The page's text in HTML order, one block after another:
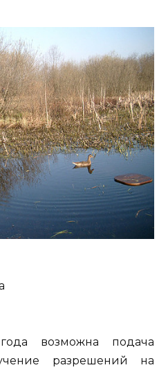
возможна подача
разрешений на